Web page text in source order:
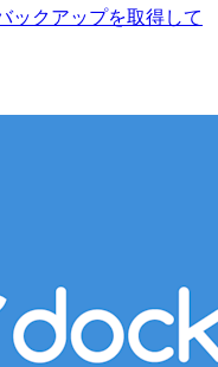
ックアップを取得して